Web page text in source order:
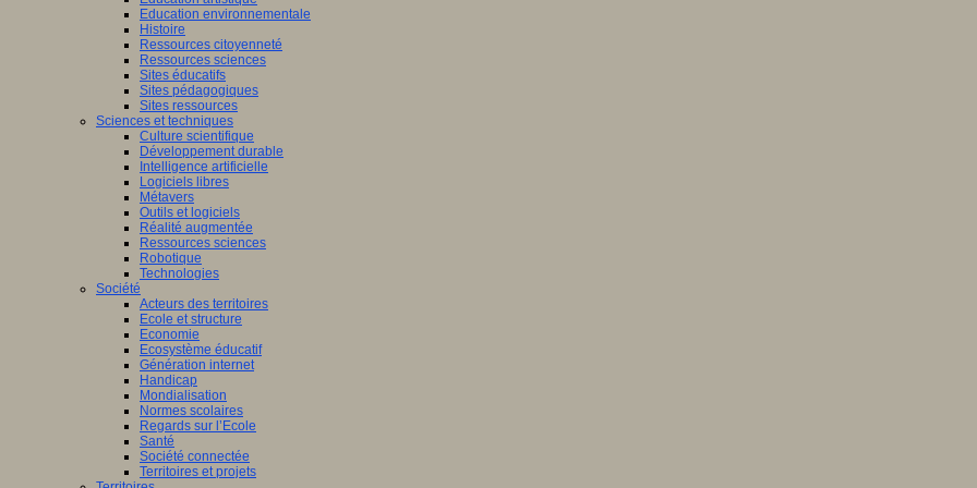
Education environnementale
Histoire
Ressources citoyenneté
Ressources sciences
Sites éducatifs
Sites pédagogiques
Sites ressources
Sciences et techniques
Culture scientifique
Développement durable
Intelligence artificielle
Logiciels libres
Métavers
Outils et logiciels
Réalité augmentée
Ressources sciences
Robotique
Technologies
Société
Acteurs des territoires
Ecole et structure
Economie
Ecosystème éducatif
Génération internet
Handicap
Mondialisation
Normes scolaires
Regards sur l’Ecole
Santé
Société connectée
Territoires et projets